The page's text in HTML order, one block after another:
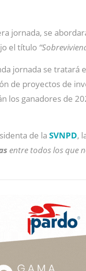
jornada, se
el título
jornada se tratará
de proyectos de
los ganadores de
de la SVNPD,
entre todos los que